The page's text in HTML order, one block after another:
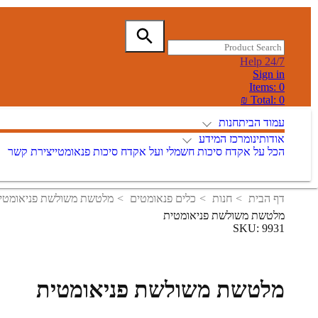
Help 24/7
Sign in
Items: 0
Total: 0 ₪
עמוד הביתחנות
אודותינומרכז המידע
הכל על אקדח סיכות חשמלי ועל אקדח סיכות פנאומטייצירת קשר
דף הבית חנות כלים פנאומטים
מלטשת משולשת
מלטשת משולשת פניאומטית
SKU: 9931
מלטשת משולשת פניאומטית